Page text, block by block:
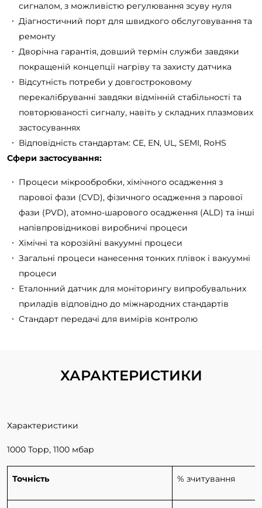
сигналом, з можливістю регулювання зсуву нуля
Діагностичний порт для швидкого обслуговування та
ремонту
Дворічна гарантія, довший термін служби завдяки
покращеній концепції нагріву та захисту датчика
Відсутність потреби у довгостроковому
перекалібруванні завдяки відмінній стабільності та
повторюваності сигналу, навіть у складних плазмових
застосуваннях
Відповідність стандартам: CE, EN, UL, SEMI, RoHS
Сфери застосування:
Процеси мікрообробки, хімічного осадження з
парової фази (CVD), фізичного осадження з парової
фази (PVD), атомно-шарового осадження (ALD) та інші
напівпровідникові виробничі процеси
Хімічні та корозійні вакуумні процеси
Загальні процеси нанесення тонких плівок і вакуумні
процеси
Еталонний датчик для моніторингу випробувальних
приладів відповідно до міжнародних стандартів
Стандарт передачі для вимірів контролю
ХАРАКТЕРИСТИКИ
Характеристики
1000 Торр, 1100 мбар
Точність % зчитування